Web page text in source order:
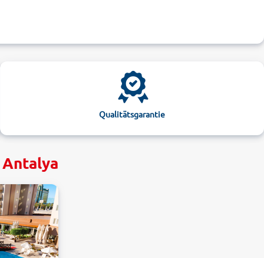
Qualitätsgarantie